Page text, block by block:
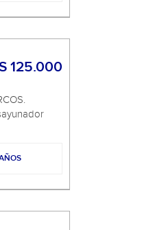
125.000